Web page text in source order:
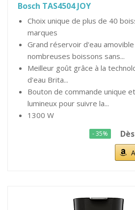
Bosch TAS4504 JOY
Choix unique de plus de 40
marques
Grand réservoir d'eau
nombreuses boissons sans...
Meilleur goût grâce à la
d'eau Brita...
Bouton de commande unique
lumineux pour suivre la...
1300 W
- 35%